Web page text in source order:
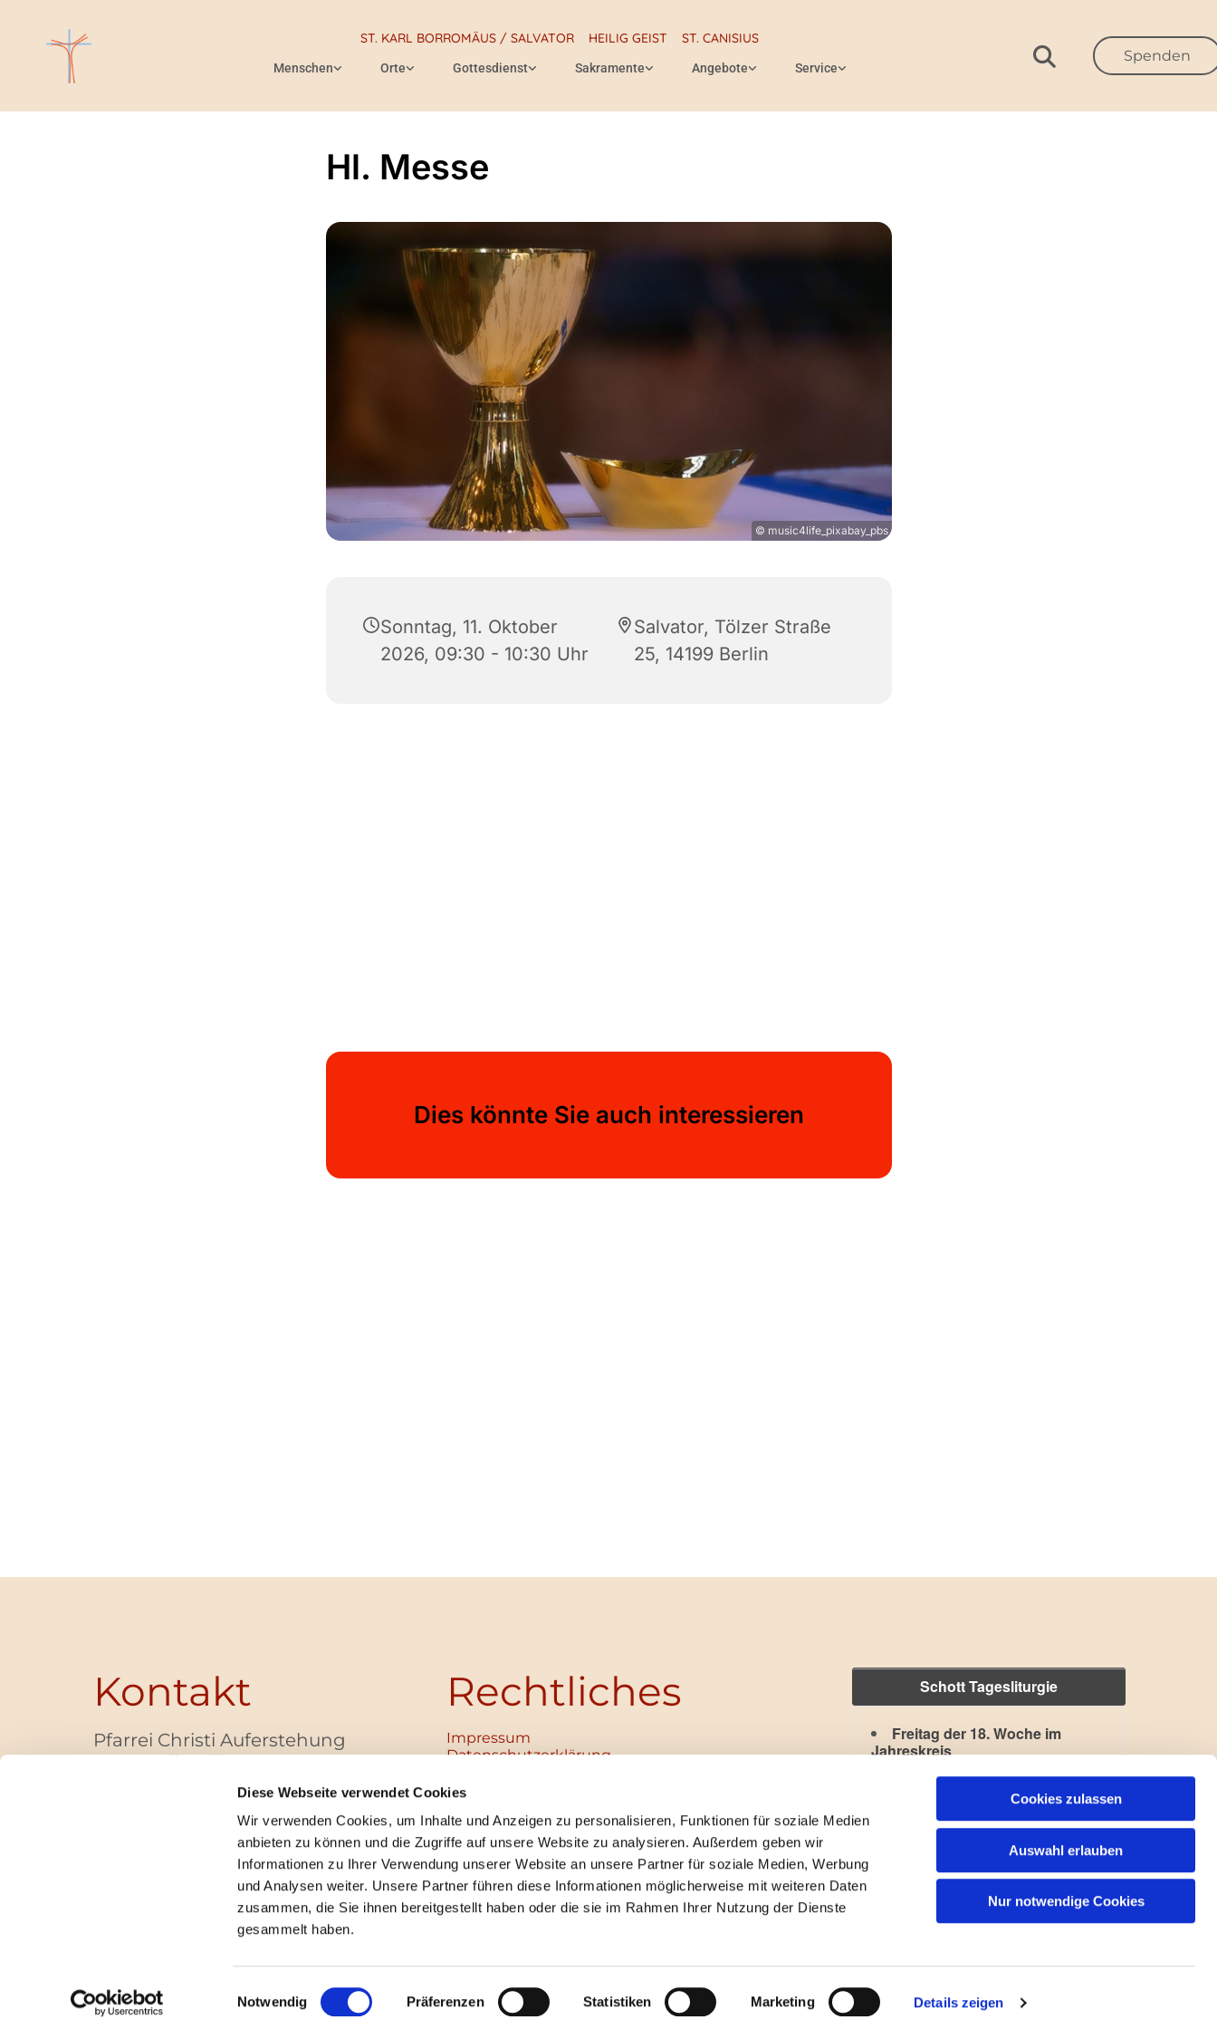
Diese Webseite verwendet Cookies
Wir verwenden Cookies, um Inhalte und Anzeigen zu personalisieren, Funktionen für soziale Medien
anbieten zu können und die Zugriffe auf unsere Website zu analysieren. Außerdem geben wir
Informationen zu Ihrer Verwendung unserer Website an unsere Partner für soziale Medien, Werbung
und Analysen weiter. Unsere Partner führen diese Informationen möglicherweise mit weiteren Daten
zusammen, die Sie ihnen bereitgestellt haben oder die sie im Rahmen Ihrer Nutzung der Dienste
gesammelt haben.
Einwilligungsauswahl
Notwendig Präferenzen Statistiken Marketing Details zeigen
Cookies zulassen
Auswahl erlauben
Nur notwendige Cookies
ST. KARL BORROMÄUS / SALVATOR HEILIG GEIST ST. CANISIUS
Menschen Orte Gottesdienst Sakramente Angebote Service
Spenden
Hl. Messe
© music4life_pixabay_pbs
Sonntag, 11. Oktober
2026, 09:30 - 10:30 Uhr
Salvator, Tölzer Straße
25, 14199 Berlin
Dies könnte Sie auch interessieren
Kontakt
Pfarrei Christi Auferstehung
Bayernallee 28
+49 (0)30 / 30 00 03 -40
pfarrbuero@christi-auferstehung.net
IBAN DE62 3706 0193 6006 9310 04
Rechtliches
Impressum
Datenschutz­erklärung
Institutionelles Schutzkonzept
Unabhängige Ansprechpersonen
Digitales Hinweisgebersystem
Schott Tagesliturgie
Freitag der 18. Woche im
Jahreskreis
Lesejahr: A II, Stb: II. Woche
Impressum ChurchDesk-Login